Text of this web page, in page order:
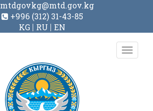
mtdgovkg@mtd.gov.kg
+996 (312) 31-43-85
KG
RU EN
Toggle